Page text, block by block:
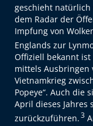
geschieht natürlich
dem Radar der
Impfung von
Englands zur
Offiziell bekannt ist
mittels Ausbringen
Vietnamkrieg
Popeye“. Auch die
April dieses
zurückzuführen.3